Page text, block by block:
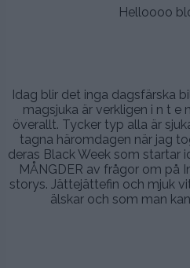
Helloooo
Idag blir det inga dagsfärska
magsjuka är verkligen i n t e
överallt. Tycker typ alla är
tagna häromdagen när jag
deras Black Week som startar
MÅNGDER av frågor om på
storys. Jättejättefin och mjuk
älskar och som man